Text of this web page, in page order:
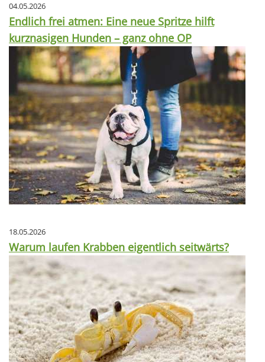
04.05.2026
Endlich frei atmen: Eine neue Spritze hilft
kurznasigen Hunden – ganz ohne OP
18.05.2026
Warum laufen Krabben eigentlich seitwärts?